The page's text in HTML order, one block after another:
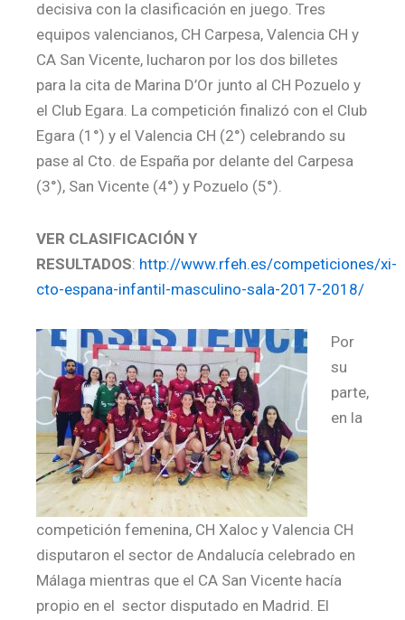
decisiva con la clasificación en juego. Tres
equipos valencianos, CH Carpesa, Valencia CH y
CA San Vicente, lucharon por los dos billetes
para la cita de Marina D’Or junto al CH Pozuelo y
el Club Egara. La competición finalizó con el Club
Egara (1°) y el Valencia CH (2°) celebrando su
pase al Cto. de España por delante del Carpesa
(3°), San Vicente (4°) y Pozuelo (5°).
VER CLASIFICACIÓN Y
RESULTADOS: http://www.rfeh.es/competiciones/xi-
cto-espana-infantil-masculino-sala-2017-2018/
Por
su
parte,
en la
competición femenina, CH Xaloc y Valencia CH
disputaron el sector de Andalucía celebrado en
Málaga mientras que el CA San Vicente hacía
propio en el sector disputado en Madrid. El